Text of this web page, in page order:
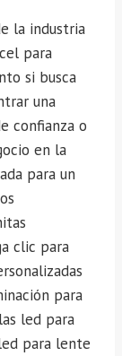
la industria
para
si busca
una
confianza o
en la
para un
clic para
para
led para
para lente